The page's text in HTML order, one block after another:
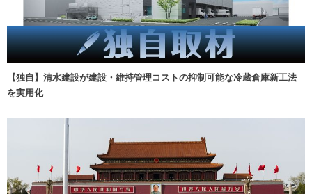
【独自】清水建設が建設・維持管理コストの抑制可能な冷蔵倉庫新工法
を実用化